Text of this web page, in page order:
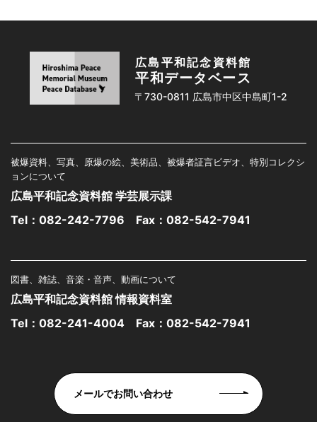
広島平和記念資料館
平和データベース
〒730-0811 広島市中区中島町1-2
被爆資料、写真、原爆の絵、美術品、被爆者証言ビデオ、特別コレクシ
ョンについて
広島平和記念資料館 学芸展示課
Tel： 082-242-7796 Fax：082-542-7941
図書、雑誌、音楽・音声、動画について
広島平和記念資料館 情報資料室
Tel： 082-241-4004 Fax：082-542-7941
メールでお問い合わせ